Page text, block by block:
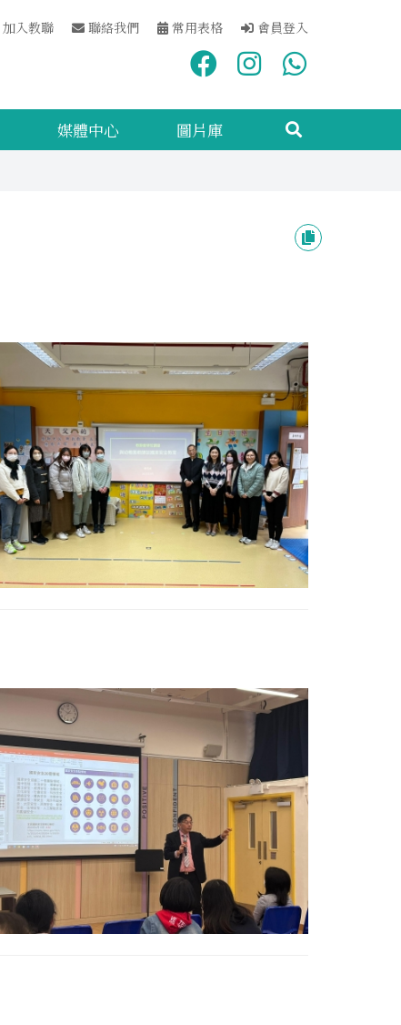
加入教聯 聯絡我們 常用表格 會員登入
媒體中心 圖片庫